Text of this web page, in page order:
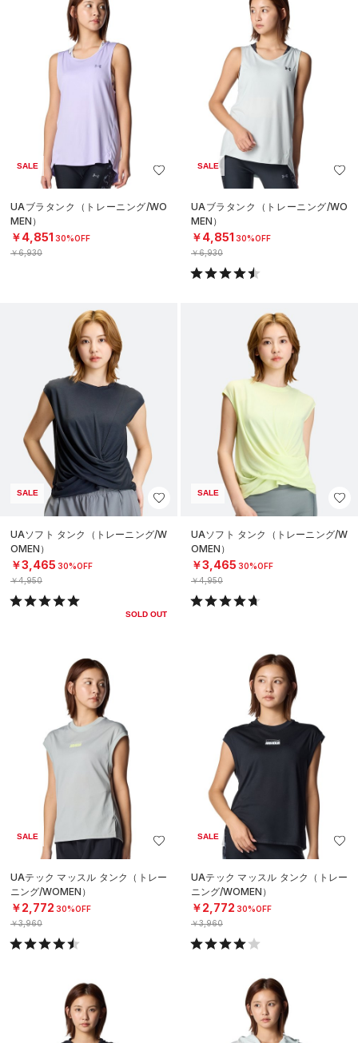
SALE
UAブラタンク（トレーニング/WO
MEN）
￥4,851 30%OFF
￥6,930
SALE
UAブラタンク（トレーニング/WO
MEN）
￥4,851 30%OFF
￥6,930
SALE
UAソフト タンク（トレーニング/W
OMEN）
￥3,465 30%OFF
￥4,950
SOLD OUT
SALE
UAソフト タンク（トレーニング/W
OMEN）
￥3,465 30%OFF
￥4,950
SALE
UAテック マッスル タンク（トレー
ニング/WOMEN）
￥2,772 30%OFF
￥3,960
SALE
UAテック マッスル タンク（トレー
ニング/WOMEN）
￥2,772 30%OFF
￥3,960